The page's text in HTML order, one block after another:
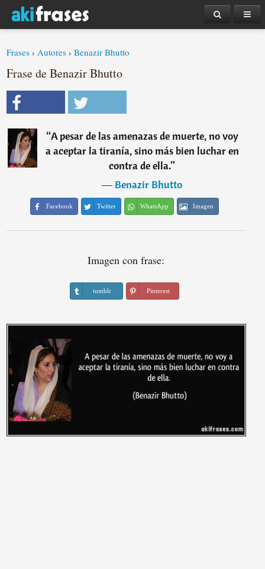
Frases ›Autores ›Benazir Bhutto
Frase de Benazir Bhutto
“A pesar de las amenazas de muerte, no voy
a aceptar la tiranía, sino más bien luchar en
contra de ella.”
―Benazir Bhutto
Facebook Twitter WhatsApp Imagen
Imagen con frase:
tumblr Pinterest